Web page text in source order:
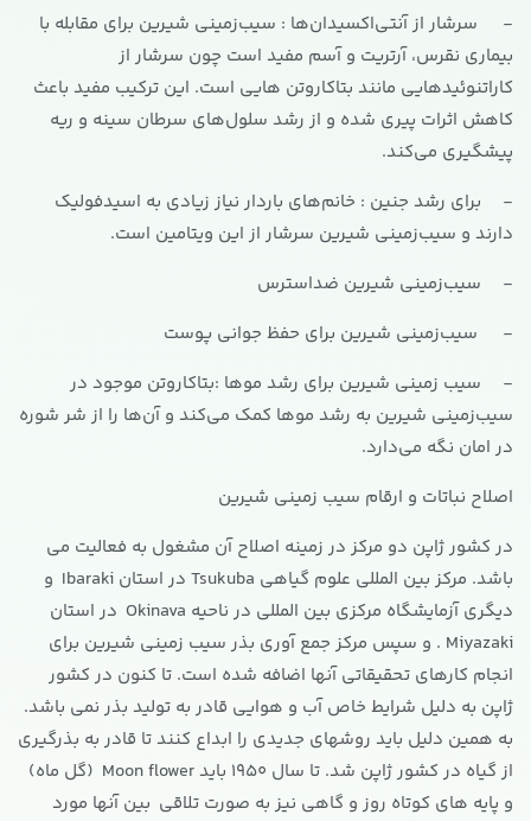
- سرشار از آنتی‌اکسیدان‌ها : سیب‌زمینی شیرین برای مقابله با
بیماری نقرس، آرتریت و آسم مفید است چون سرشار از
کاراتنوئیدهایی مانند بتاکاروتن هایی است. این ترکیب مفید باعث
کاهش اثرات پیری شده و از رشد سلول‌های سرطان سینه و ریه
پیشگیری می‌کند.
- برای رشد جنین : خانم‌های باردار نیاز زیادی به اسیدفولیک
دارند و سیب‌زمینی شیرین سرشار از این ویتامین است.
- سیب‌زمینی شیرین ضداسترس
- سیب‌زمینی شیرین برای حفظ جوانی پوست
- سیب زمینی شیرین برای رشد موها :بتاکاروتن موجود در
سیب‌زمینی شیرین به رشد موها کمک می‌کند و آن‌ها را از شر شوره
در امان نگه می‌دارد.
اصلاح نباتات و ارقام سیب زمینی شیرین
در کشور ژاپن دو مرکز در زمینه اصلاح آن مشغول به فعالیت می
باشد. مرکز بین المللی علوم گیاهی Tsukuba در استان Ibaraki و
دیگری آزمایشگاه مرکزی بین المللی در ناحیه Okinava در استان
Miyazaki . و سپس مرکز جمع آوری بذر سیب زمینی شیرین برای
انجام کارهای تحقیقاتی آنها اضافه شده است. تا کنون در کشور
ژاپن به دلیل شرایط خاص آب و هوایی قادر به تولید بذر نمی باشد.
به همین دلیل باید روشهای جدیدی را ابداع کنند تا قادر به بذرگیری
از گیاه در کشور ژاپن شد. تا سال 1950 باید Moon flower (گل ماه)
و پایه های کوتاه روز و گاهی نیز به صورت تلاقی بین آنها مورد